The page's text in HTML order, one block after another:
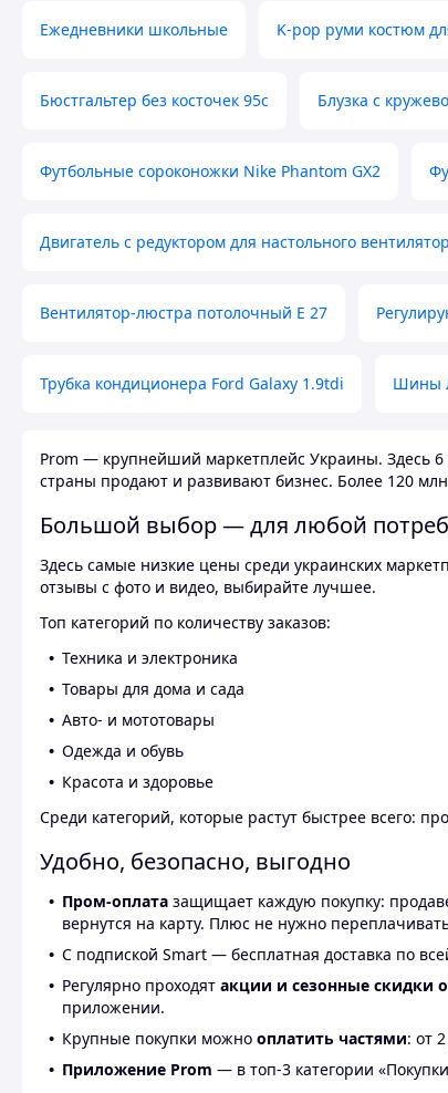
Ежедневники школьные K-pop руми костюм
Бюстгальтер без косточек 95с Блузка с
Футбольные сороконожки Nike Phantom GX2
Двигатель с редуктором для настольного
Вентилятор-люстра потолочный E 27
Трубка кондиционера Ford Galaxy 1.9tdi Шины
Prom — крупнейший маркетплейс Украины. Здесь
страны продают и развивают бизнес. Более 120
Большой выбор — для любой
Здесь самые низкие цены среди украинских
отзывы с фото и видео, выбирайте лучшее.
Топ категорий по количеству заказов:
Техника и электроника
Товары для дома и сада
Авто- и мототовары
Одежда и обувь
Красота и здоровье
Среди категорий, которые растут быстрее всего:
Удобно, безопасно, выгодно
Пром-оплата защищает каждую покупку:
вернутся на карту. Плюс не нужно
С подпиской Smart — бесплатная доставка по
Регулярно проходят акции и сезонные скидки
приложении.
Крупные покупки можно оплатить частями: от
Приложение Prom — в топ-3 категории